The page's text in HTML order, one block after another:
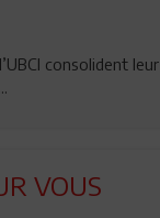
consolident leur
VOUS